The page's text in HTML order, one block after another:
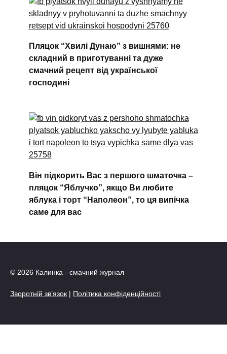
Пляцок “Хвилі Дунаю” з вишнями: не
складний в приготуванні та дуже
смачний рецепт від української
господині
Він підкорить Вас з першого шматочка –
пляцок “Яблучко”, якщо Ви любите
яблука і торт “Наполеон”, то ця випічка
саме для вас
© 2026 Калинка - смачний журнал
Зворотній зв’язок | Політика конфіденційності